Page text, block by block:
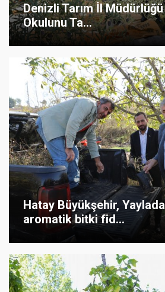
Denizli Tarım İl
Okulunu Ta...
Hatay Büyükşehir,
aromatik bitki fid...